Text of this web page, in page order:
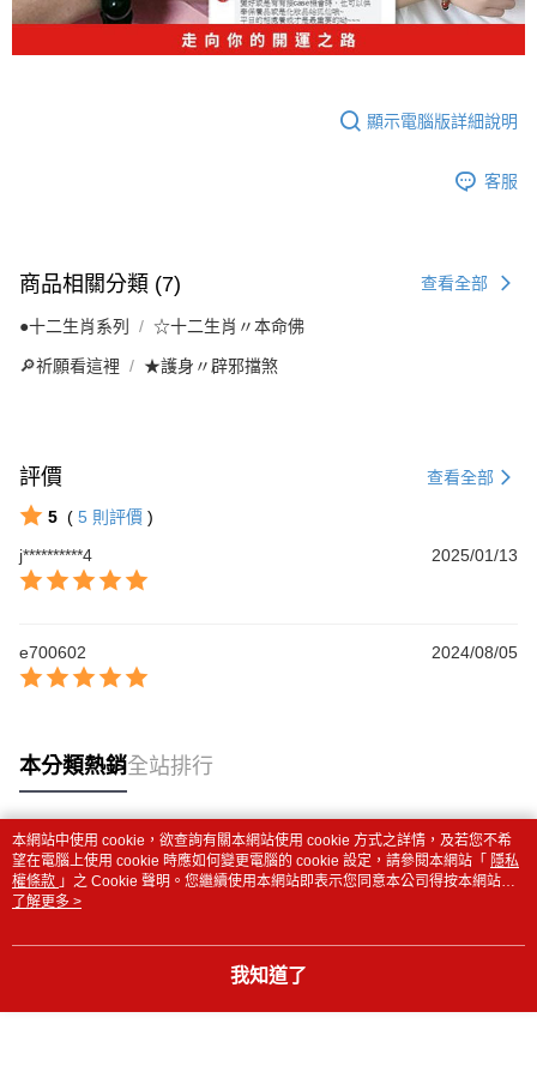
顯示電腦版詳細說明
客服
商品相關分類 (7) 查看全部
●十二生肖系列 ☆十二生肖〃本命佛
🔎祈願看這裡 ★護身〃辟邪擋煞
評價 查看全部
5 ( 5 則評價 )
j**********4
2025/01/13
e700602 2024/08/05
本分類熱銷全站排行
熱門標籤
本網站中使用 cookie，欲查詢有關本網站使用 cookie 方式之詳情，及若您不希
望在電腦上使用 cookie 時應如何變更電腦的 cookie 設定，請參閱本網站「 隱私
權條款 」之 Cookie 聲明。您繼續使用本網站即表示您同意本公司得按本網站使
用條款之 Cookie 聲明使用 cookie。
了解更多 >
我知道了